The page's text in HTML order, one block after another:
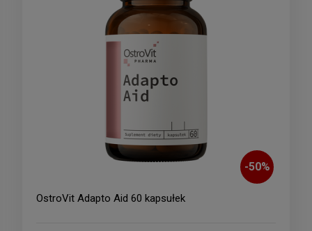
-50%
OstroVit Adapto Aid 60 kapsułek